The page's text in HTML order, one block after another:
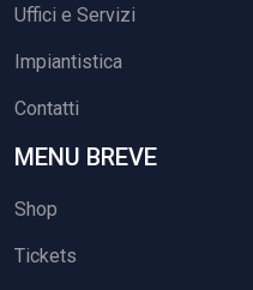
Uffici e Servizi
Impiantistica
Contatti
MENU BREVE
Shop
Tickets